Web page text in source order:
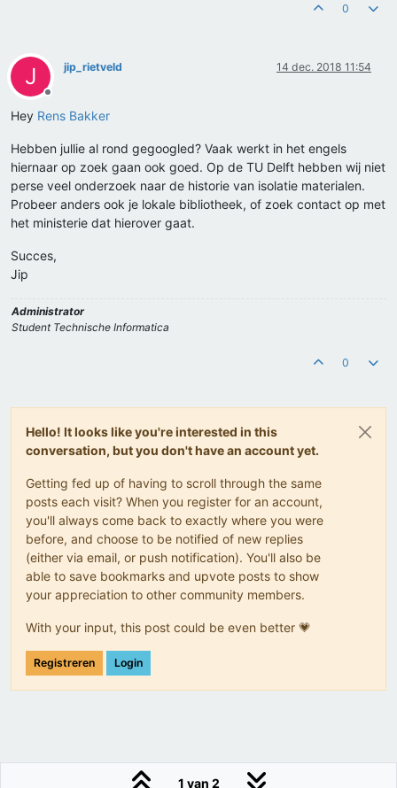
0
J
Offline
jip_rietveld 14 dec. 2018 11:54
Hey Rens Bakker
Hebben jullie al rond gegoogled? Vaak werkt in het engels
hiernaar op zoek gaan ook goed. Op de TU Delft hebben wij niet
perse veel onderzoek naar de historie van isolatie materialen.
Probeer anders ook je lokale bibliotheek, of zoek contact op met
het ministerie dat hierover gaat.
Succes,
Jip
Administrator
Student Technische Informatica
0
Hello! It looks like you're interested in this
conversation, but you don't have an account yet.
Getting fed up of having to scroll through the same
posts each visit? When you register for an account,
you'll always come back to exactly where you were
before, and choose to be notified of new replies
(either via email, or push notification). You'll also be
able to save bookmarks and upvote posts to show
your appreciation to other community members.
With your input, this post could be even better 💗
Registreren Login
1 van 2